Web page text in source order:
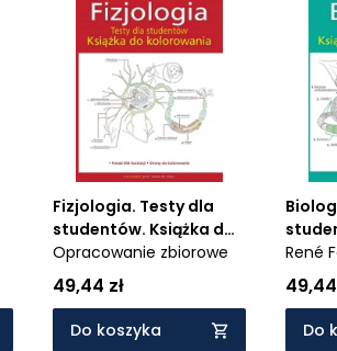
Fizjologia. Testy dla
studentów. Książka do
kolorowania
Opracowanie zbiorowe
49,44 zł
Do koszyka
René
49,44
Do